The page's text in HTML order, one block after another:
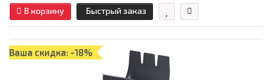
В корзину Быстрый заказ
Ваша скидка: -18%